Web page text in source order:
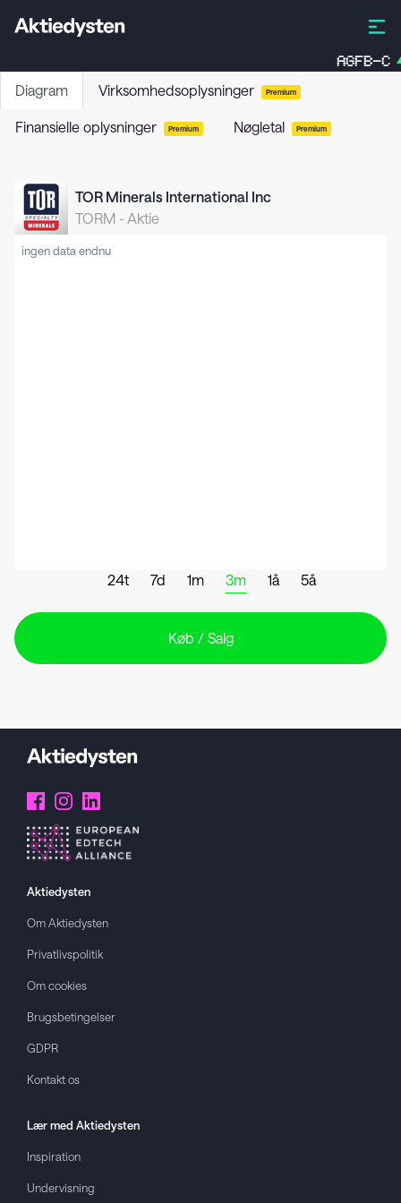
AGFB-C
Diagram Virksomhedsoplysninger Premium
Finansielle oplysninger Premium Nøgletal Premium
TOR Minerals International Inc
TORM -Aktie
ingen data endnu
24t 7d 1m 3m 1å 5å
Køb / Salg
Aktiedysten
Om Aktiedysten
Privatlivspolitik
Om cookies
Brugsbetingelser
GDPR
Kontakt os
Lær med Aktiedysten
Inspiration
Undervisning